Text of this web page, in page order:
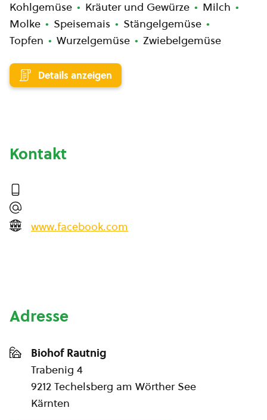
Kohlgemüse
Kräuter und Gewürze
Milch
Molke
Speisemais
Stängelgemüse
Topfen
Wurzelgemüse Zwiebelgemüse
Details anzeigen
Kontakt
www.facebook.com
Adresse
Biohof Rautnig
Trabenig 4
9212 Techelsberg am Wörther See
Kärnten